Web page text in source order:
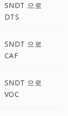
SNDT 으로
DTS
SNDT 으로
CAF
SNDT 으로
VOC